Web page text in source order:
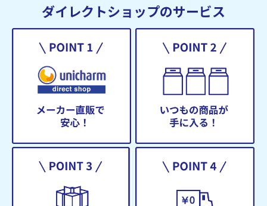
ダイレクトショップのサービス